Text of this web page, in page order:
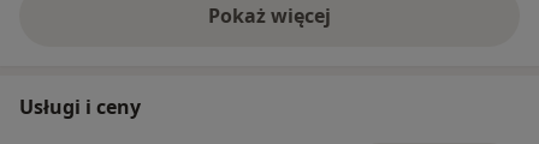
Pokaż więcejo doświadczeniu
Usługi i ceny